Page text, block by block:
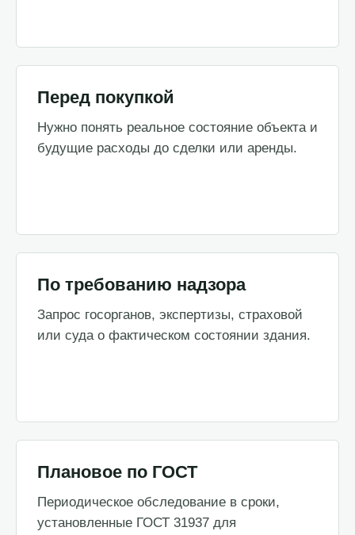
Перед покупкой
Нужно понять реальное состояние объекта и
будущие расходы до сделки или аренды.
По требованию надзора
Запрос госорганов, экспертизы, страховой
или суда о фактическом состоянии здания.
Плановое по ГОСТ
Периодическое обследование в сроки,
установленные ГОСТ 31937 для